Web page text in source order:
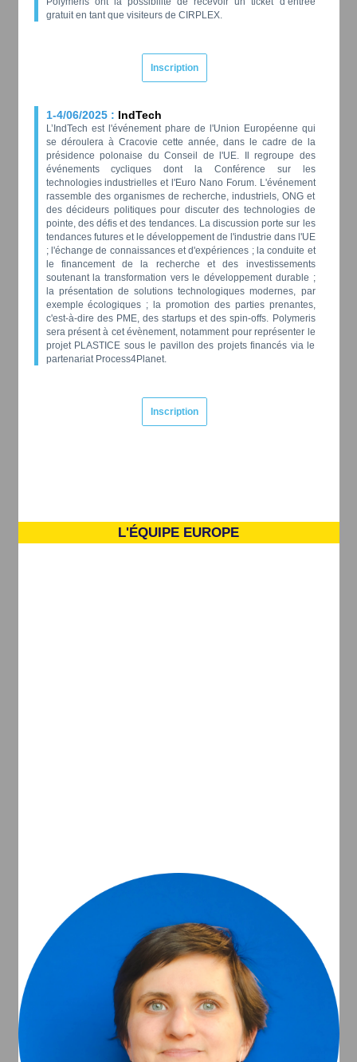
gratuit en tant que visiteurs de CIRPLEX.
Inscription
1-4/06/2025 : IndTech
L’IndTech est l'événement phare de l'Union Européenne qui
se déroulera à Cracovie cette année, dans le cadre de la
présidence polonaise du Conseil de l'UE. Il regroupe des
événements cycliques dont la Conférence sur les
technologies industrielles et l'Euro Nano Forum. L'événement
rassemble des organismes de recherche, industriels, ONG et
des décideurs politiques pour discuter des technologies de
pointe, des défis et des tendances. La discussion porte sur les
tendances futures et le développement de l'industrie dans l'UE
; l'échange de connaissances et d'expériences ; la conduite et
le financement de la recherche et des investissements
soutenant la transformation vers le développement durable ;
la présentation de solutions technologiques modernes, par
exemple écologiques ; la promotion des parties prenantes,
c'est-à-dire des PME, des startups et des spin-offs. Polymeris
sera présent à cet évènement, notamment pour représenter le
projet PLASTICE sous le pavillon des projets financés via le
partenariat Process4Planet.
Inscription
L'ÉQUIPE EUROPE